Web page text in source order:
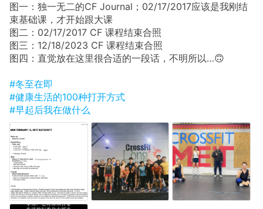
图一：独一无二的CF Journal；02/17/2017应该是我刚结
束基础课，才开始跟大课
图二：02/17/2017 CF 课程结束合照
图三：12/18/2023 CF 课程结束合照
图四：直觉放在这里很合适的一段话，不明所以…🙃
#冬至在即
#健康生活的100种打开方式
#早起后我在做什么